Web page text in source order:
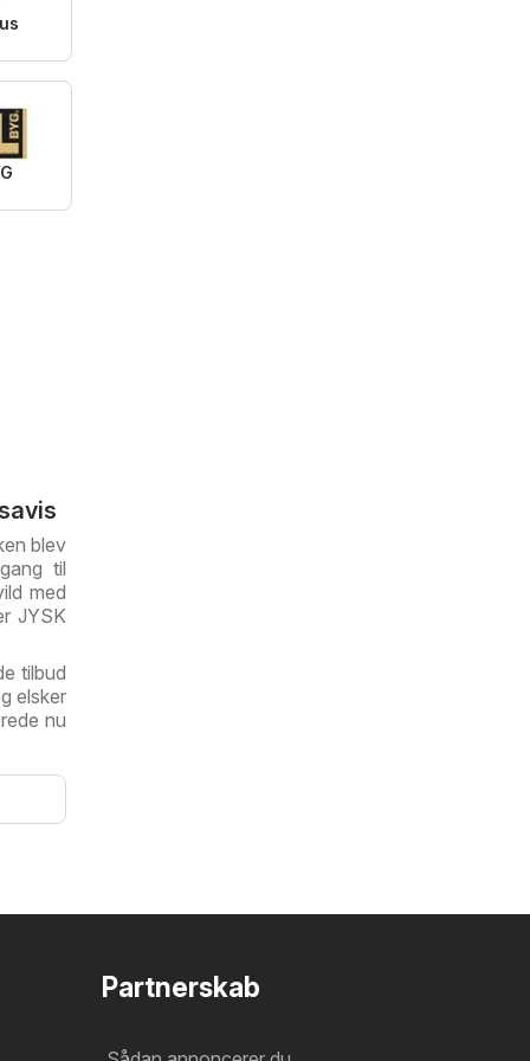
blev
til
med
JYSK
tilbud
elsker
nu
Partnerskab